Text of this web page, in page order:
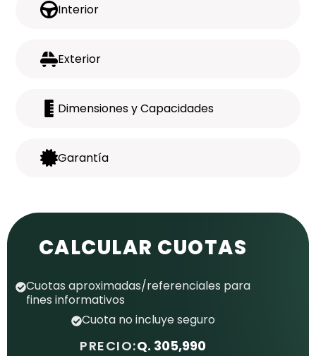
Interior
Exterior
Dimensiones y Capacidades
Garantía
CALCULAR CUOTAS
Cuotas aproximadas/referenciales para
fines informativos
Cuota no incluye seguro
PRECIO:Q. 305,990